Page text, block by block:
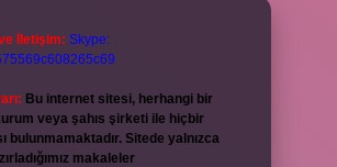
İletişim: Skype:
Bu internet sitesi, herhangi bir
veya şahıs şirketi ile hiçbir
bulunmamaktadır. Sitede yalnızca
makaleler